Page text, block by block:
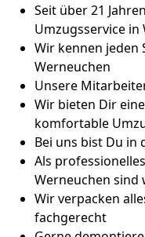
Seit über 21
Umzugsservice in
Wir kennen jeden
Werneuchen
Unsere
Wir bieten Dir
komfortable
Bei uns bist Du in
Als
Werneuchen sind
Wir verpacken
fachgerecht